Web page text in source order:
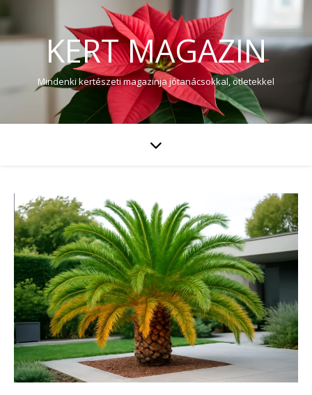
KERT MAGAZIN
Mindenki kertészeti magazinja jótanácsokkal, ötletekkel